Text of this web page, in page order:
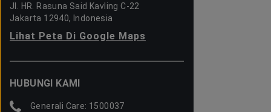
Jl. HR. Rasuna Said Kavling C-22
Jakarta 12940, Indonesia
Lihat Peta Di Google Maps
HUBUNGI KAMI
Generali Care: 1500037